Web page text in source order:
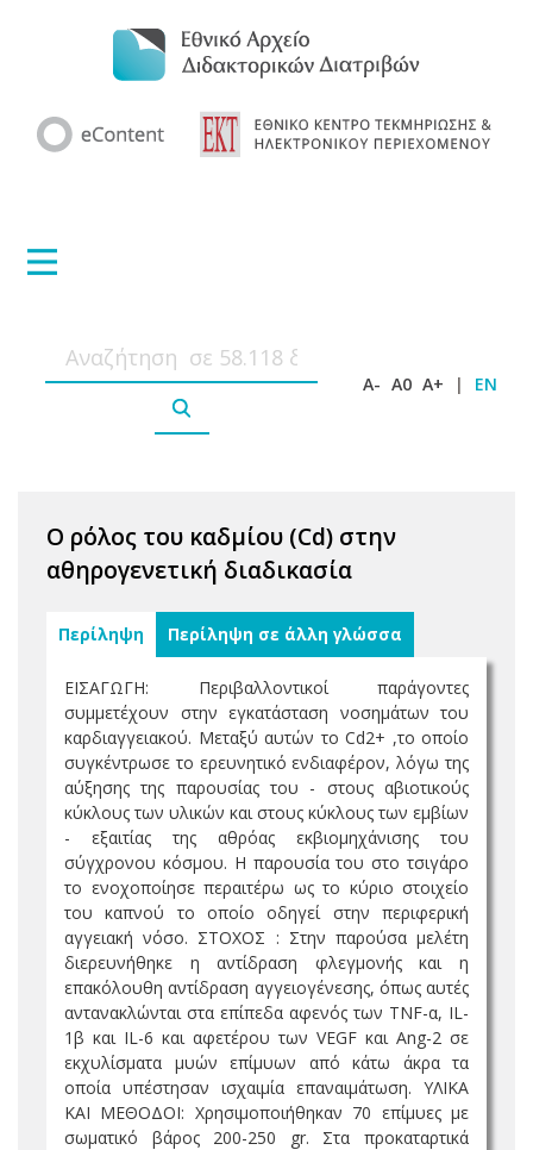
A- A0 A+ | EN
Ο ρόλος του καδμίου (Cd) στην
αθηρογενετική διαδικασία
Περίληψη Περίληψη σε άλλη γλώσσα
ΕΙΣΑΓΩΓΗ: Περιβαλλοντικοί παράγοντες
συμμετέχουν στην εγκατάσταση νοσημάτων του
καρδιαγγειακού. Μεταξύ αυτών το Cd2+ ,το οποίο
συγκέντρωσε το ερευνητικό ενδιαφέρον, λόγω της
αύξησης της παρουσίας του - στους αβιοτικούς
κύκλους των υλικών και στους κύκλους των εμβίων
- εξαιτίας της αθρόας εκβιομηχάνισης του
σύγχρονου κόσμου. Η παρουσία του στο τσιγάρο
το ενοχοποίησε περαιτέρω ως το κύριο στοιχείο
του καπνού το οποίο οδηγεί στην περιφερική
αγγειακή νόσο. ΣΤΟΧΟΣ : Στην παρούσα μελέτη
διερευνήθηκε η αντίδραση φλεγμονής και η
επακόλουθη αντίδραση αγγειογένεσης, όπως αυτές
αντανακλώνται στα επίπεδα αφενός των TNF-α, IL-
1β και IL-6 και αφετέρου των VEGF και Ang-2 σε
εκχυλίσματα μυών επίμυων από κάτω άκρα τα
οποία υπέστησαν ισχαιμία επαναιμάτωση. ΥΛΙΚΑ
ΚΑΙ ΜΕΘΟΔΟΙ: Χρησιμοποιήθηκαν 70 επίμυες με
σωματικό βάρος 200-250 gr. Στα προκαταρτικά